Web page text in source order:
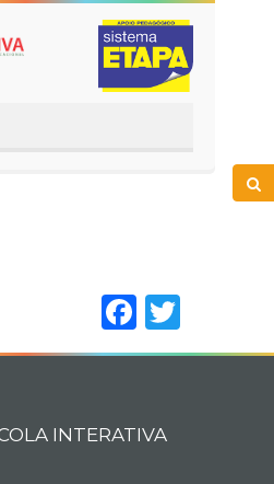
INTERATIVA